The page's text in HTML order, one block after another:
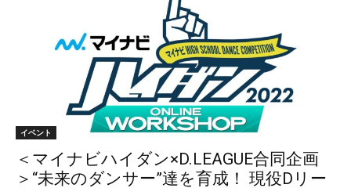
イベント
＜マイナビハイダン×D.LEAGUE合同企画
＞“未来のダンサー”達を育成！ 現役Dリー